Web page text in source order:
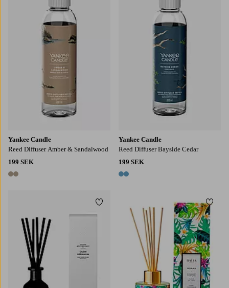
Yankee Candle
Reed Diffuser Amber & Sandalwood
199 SEK
2 färger
Yankee Candle
Reed Diffuser Bayside Cedar
199 SEK
2 färger
Lägg till i favoriter